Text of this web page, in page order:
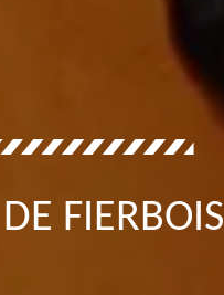
FIERBOIS